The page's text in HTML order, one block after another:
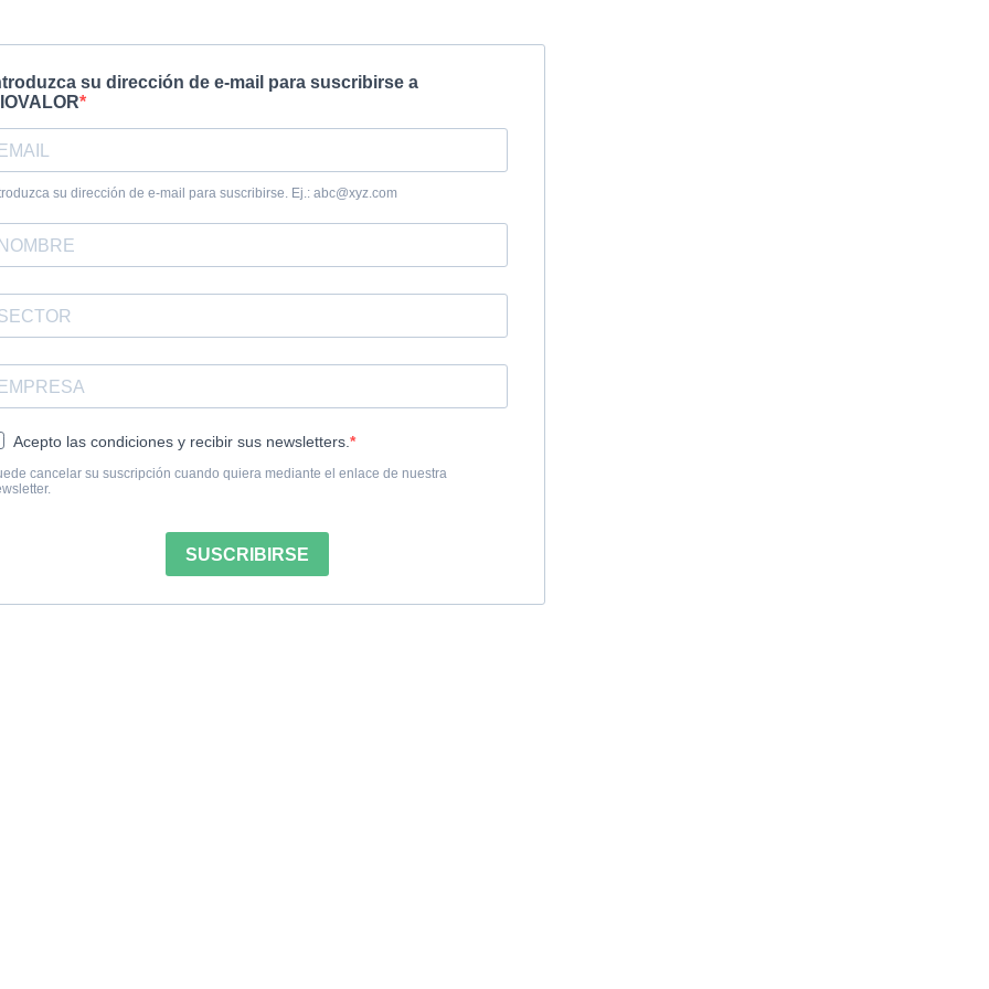
su dirección de e-mail para suscribirse a
su dirección de e-mail para suscribirse. Ej.: abc@xyz.com
Acepto las condiciones y recibir sus newsletters.
cancelar su suscripción cuando quiera mediante el enlace de nuestra
SUSCRIBIRSE